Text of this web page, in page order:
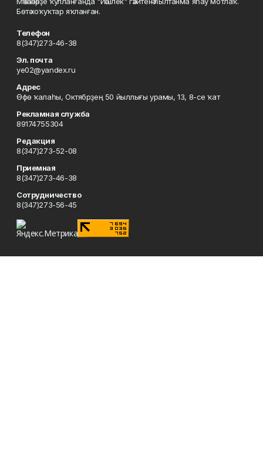
Бөтә хоҡуҡтар яҡланған.
Телефон
8(347)273-46-38
Эл. почта
ye02@yandex.ru
Адрес
Өфө ҡалаһы, Октябрҙең 50 йыллығы урамы, 13, 8-се ҡат
Рекламная служба
89174755304
Редакция
8(347)273-52-08
Приемная
8(347)273-46-38
Сотрудничество
8(347)273-56-45